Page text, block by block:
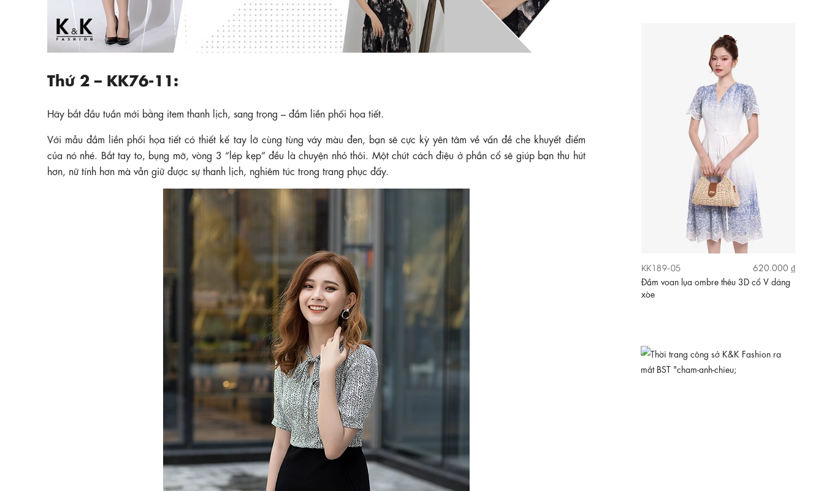
Thứ 2 – KK76-11:
Hãy bắt đầu tuần mới bằng item thanh lịch, sang trọng – đầm liền phối họa tiết.
Với mẫu đầm liền phối họa tiết có thiết kế tay lỡ cùng tùng váy màu đen, bạn sẽ cực kỳ yên tâm về vấn đề che khuyết điểm
của nó nhé. Bắt tay to, bụng mỡ, vòng 3 “lép kẹp” đều là chuyện nhỏ thôi. Một chút cách điệu ở phần cổ sẽ giúp bạn thu hút
hơn, nữ tính hơn mà vẫn giữ được sự thanh lịch, nghiêm túc trong trang phục đấy.
KK189-15
730.000 ₫
Đầm lụa dáng xòe cổ thuyền lệch vai